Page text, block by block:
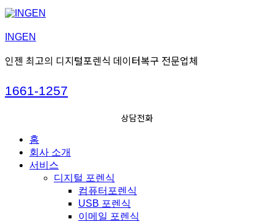
INGEN
인젠 최고의 디지털포렌식 데이터복구 전문업체
Call
1661-1257
상담전화
홈
회사 소개
서비스
디지털 포렌식
컴퓨터포렌식
USB 포렌식
이메일 포렌식